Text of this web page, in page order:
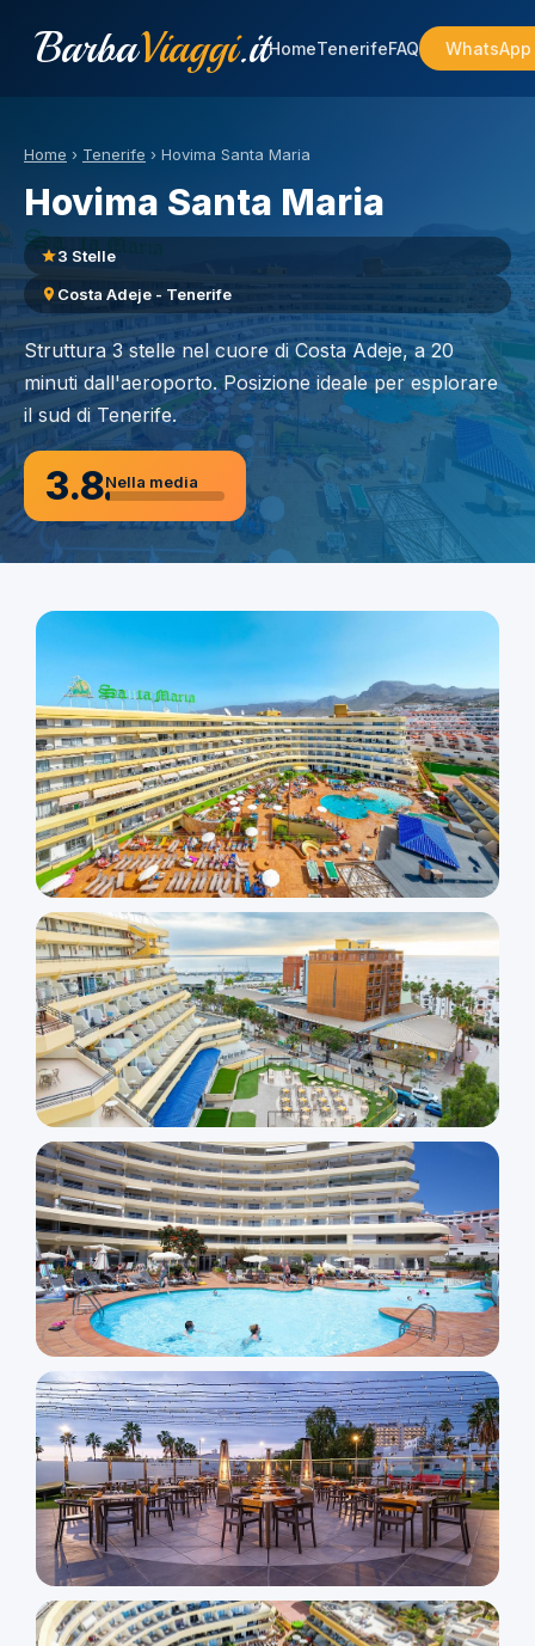
BarbaViaggi.itHomeTenerifeFAQ WhatsApp
Home › Tenerife › Hovima Santa Maria
Hovima Santa Maria
3 Stelle
Costa Adeje - Tenerife
Struttura 3 stelle nel cuore di Costa Adeje, a 20
minuti dall'aeroporto. Posizione ideale per esplorare
il sud di Tenerife.
3.8Nella media